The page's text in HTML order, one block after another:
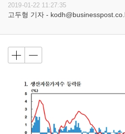
2019-01-22 11:27:35
고두형 기자 -